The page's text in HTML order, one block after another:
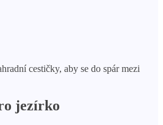
cestičky, aby se do spár mezi
jezírko